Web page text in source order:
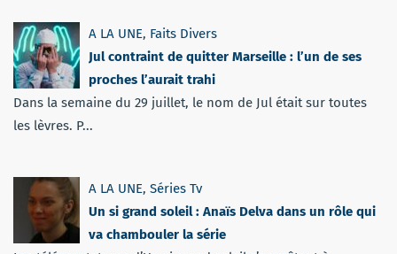
A LA UNE, Faits Divers
Jul contraint de quitter Marseille : l’un de ses
proches l’aurait trahi
Dans la semaine du 29 juillet, le nom de Jul était sur toutes
les lèvres. P...
A LA UNE, Séries Tv
Un si grand soleil : Anaïs Delva dans un rôle qui
va chambouler la série